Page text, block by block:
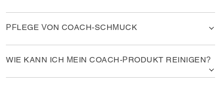
PFLEGE VON COACH-SCHMUCK
WIE KANN ICH MEIN COACH-PRODUKT REINIGEN?